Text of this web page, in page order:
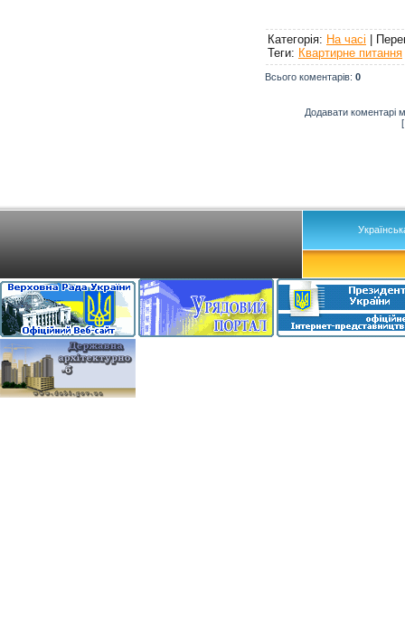
Категорія: На часі |
Теги: Квартирне питання
Всього коментарів: 0
Додавати коментарі